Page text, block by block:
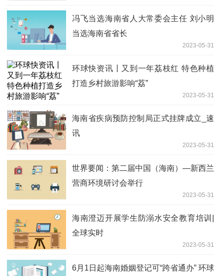
冯飞当选海南省人大常委会主任 刘小明
当选海南省省长
2023-05-31
环球快资讯丨又到一年荔枝红 特色种植
打造乡村旅游影响“荔”
2023-05-31
海南省疾病预防控制局正式挂牌成立_速
讯
2023-05-31
世界要闻：第二届中国（海南）—新西兰
营商环境研讨会举行
2023-05-31
海南澄迈开展学生防溺水安全教育培训|
全球实时
2023-05-31
6月1日起海南婚姻登记可“跨省通办” 环球